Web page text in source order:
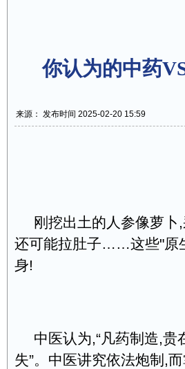
你认为的中药
来源： 发布时间 2025-02-20 15:59
刚挖出土的人参像萝
还可能拉肚子……这些"原
身!
中医认为,“凡药制造,
失”。中医讲究依法炮制,